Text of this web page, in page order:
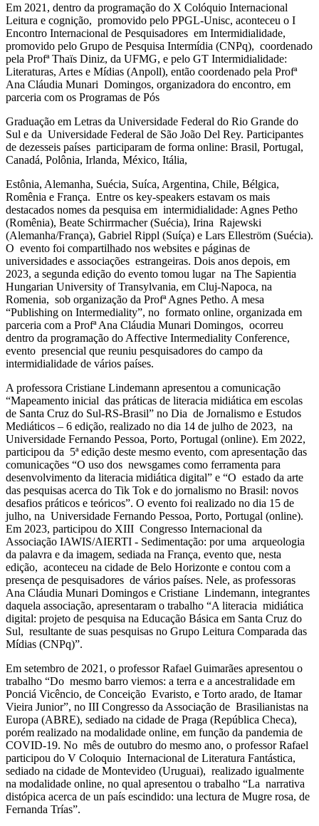
Em 2021, dentro da programação do X Colóquio Internacional
Leitura e cognição, promovido pelo PPGL-Unisc, aconteceu o I
Encontro Internacional de Pesquisadores em Intermidialidade,
promovido pelo Grupo de Pesquisa Intermídia (CNPq), coordenado
pela Profª Thaïs Diniz, da UFMG, e pelo GT Intermidialidade:
Literaturas, Artes e Mídias (Anpoll), então coordenado pela Profª
Ana Cláudia Munari Domingos, organizadora do encontro, em
parceria com os Programas de Pós
Graduação em Letras da Universidade Federal do Rio Grande do
Sul e da Universidade Federal de São João Del Rey. Participantes
de dezesseis países participaram de forma online: Brasil, Portugal,
Canadá, Polônia, Irlanda, México, Itália,
Estônia, Alemanha, Suécia, Suíca, Argentina, Chile, Bélgica,
Romênia e França. Entre os key-speakers estavam os mais
destacados nomes da pesquisa em intermidialidade: Agnes Petho
(Romênia), Beate Schirrmacher (Suécia), Irina Rajewski
(Alemanha/França), Gabriel Rippl (Suíça) e Lars Elleström (Suécia).
O evento foi compartilhado nos websites e páginas de
universidades e associações estrangeiras. Dois anos depois, em
2023, a segunda edição do evento tomou lugar na The Sapientia
Hungarian University of Transylvania, em Cluj-Napoca, na
Romenia, sob organização da Profª Agnes Petho. A mesa
“Publishing on Intermediality”, no formato online, organizada em
parceria com a Profª Ana Cláudia Munari Domingos, ocorreu
dentro da programação do Affective Intermediality Conference,
evento presencial que reuniu pesquisadores do campo da
intermidialidade de vários países.
A professora Cristiane Lindemann apresentou a comunicação
“Mapeamento inicial das práticas de literacia midiática em escolas
de Santa Cruz do Sul-RS-Brasil” no Dia de Jornalismo e Estudos
Mediáticos – 6 edição, realizado no dia 14 de julho de 2023, na
Universidade Fernando Pessoa, Porto, Portugal (online). Em 2022,
participou da 5ª edição deste mesmo evento, com apresentação das
comunicações “O uso dos newsgames como ferramenta para
desenvolvimento da literacia midiática digital” e “O estado da arte
das pesquisas acerca do Tik Tok e do jornalismo no Brasil: novos
desafios práticos e teóricos”. O evento foi realizado no dia 15 de
julho, na Universidade Fernando Pessoa, Porto, Portugal (online).
Em 2023, participou do XIII Congresso Internacional da
Associação IAWIS/AIERTI - Sedimentação: por uma arqueologia
da palavra e da imagem, sediada na França, evento que, nesta
edição, aconteceu na cidade de Belo Horizonte e contou com a
presença de pesquisadores de vários países. Nele, as professoras
Ana Cláudia Munari Domingos e Cristiane Lindemann, integrantes
daquela associação, apresentaram o trabalho “A literacia midiática
digital: projeto de pesquisa na Educação Básica em Santa Cruz do
Sul, resultante de suas pesquisas no Grupo Leitura Comparada das
Mídias (CNPq)”.
Em setembro de 2021, o professor Rafael Guimarães apresentou o
trabalho “Do mesmo barro viemos: a terra e a ancestralidade em
Ponciá Vicêncio, de Conceição Evaristo, e Torto arado, de Itamar
Vieira Junior”, no III Congresso da Associação de Brasilianistas na
Europa (ABRE), sediado na cidade de Praga (República Checa),
porém realizado na modalidade online, em função da pandemia de
COVID-19. No mês de outubro do mesmo ano, o professor Rafael
participou do V Coloquio Internacional de Literatura Fantástica,
sediado na cidade de Montevideo (Uruguai), realizado igualmente
na modalidade online, no qual apresentou o trabalho “La narrativa
distópica acerca de un país escindido: una lectura de Mugre rosa, de
Fernanda Trías”.